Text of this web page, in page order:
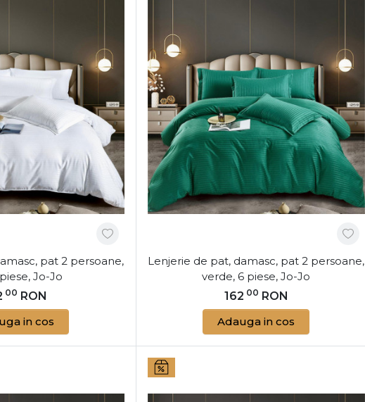
pat 2 persoane,
Jo-Jo
00 RON
in cos
Lenjerie de pat, damasc, pat 2 persoane,
verde, 6 piese, Jo-Jo
162 00 RON
Adauga in cos